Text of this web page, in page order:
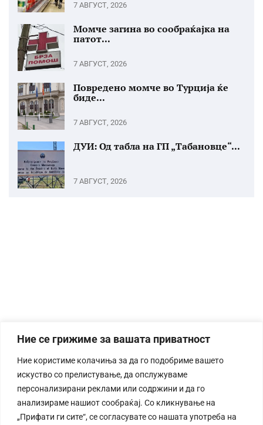
Ние се грижиме за вашата приватност
Ние користиме колачиња за да го подобриме вашето
искуство со прелистување, да опслужуваме
персонализирани реклами или содржини и да го
анализираме нашиот сообраќај. Со кликнување на
„Прифати ги сите“, се согласувате со нашата употреба на
7 АВГУСТ, 2026
Момче загина во сообраќајка на
патот...
7 АВГУСТ, 2026
Повредено момче во Турција ќе
биде...
7 АВГУСТ, 2026
ДУИ: Од табла на ГП „Табановце“...
7 АВГУСТ, 2026